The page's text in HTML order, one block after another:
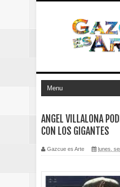
ANGEL VILLALONA
CON LOS GIGANTES
Gazcue es Arte lunes,